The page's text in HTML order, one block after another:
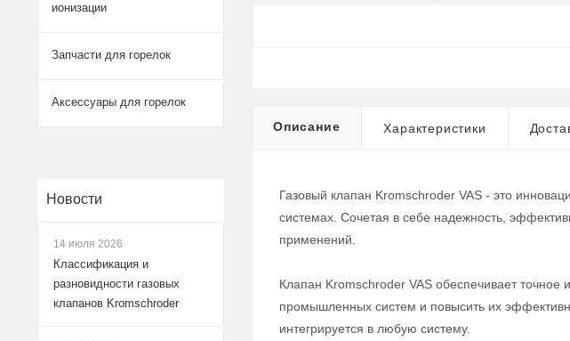
Описание Характеристики
Газовый клапан Kromschroder VAS - это
системах. Сочетая в себе надежность,
применений.
Клапан Kromschroder VAS обеспечивает точное
промышленных систем и повысить их
интегрируется в любую систему.
ионизации
Запчасти для горелок
Аксессуары для горелок
Новости
14 июля 2026
Классификация и
разновидности газовых
клапанов Kromschroder